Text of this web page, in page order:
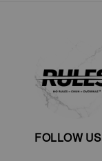
FOLLOW US